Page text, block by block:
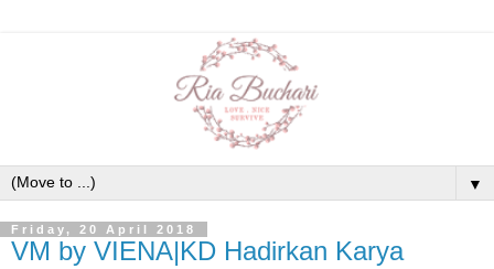
▼
Friday, 20 April 2018
VM by VIENA|KD Hadirkan Karya